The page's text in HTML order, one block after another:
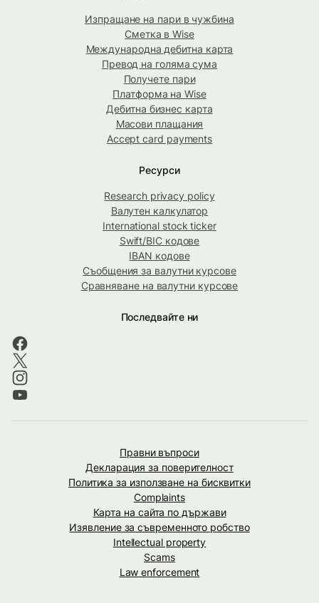
Изпращане на пари в чужбина
Сметка в Wise
Международна дебитна карта
Превод на голяма сума
Получете пари
Платформа на Wise
Дебитна бизнес карта
Масови плащания
Accept card payments
Ресурси
Research privacy policy
Валутен калкулатор
International stock ticker
Swift/BIC кодове
IBAN кодове
Съобщения за валутни курсове
Сравняване на валутни курсове
Последвайте ни
Правни въпроси
Декларация за поверителност
Политика за използване на бисквитки
Complaints
Карта на сайта по държави
Изявление за съвременното робство
Intellectual property
Scams
Law enforcement